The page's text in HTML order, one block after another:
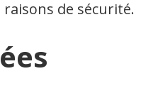
de sécurité.